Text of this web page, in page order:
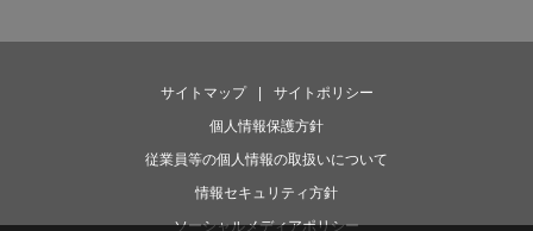
サイトマップ
サイトポリシー
個人情報保護方針
従業員等の個人情報の取扱いについて
情報セキュリティ方針
ソーシャルメディアポリシー